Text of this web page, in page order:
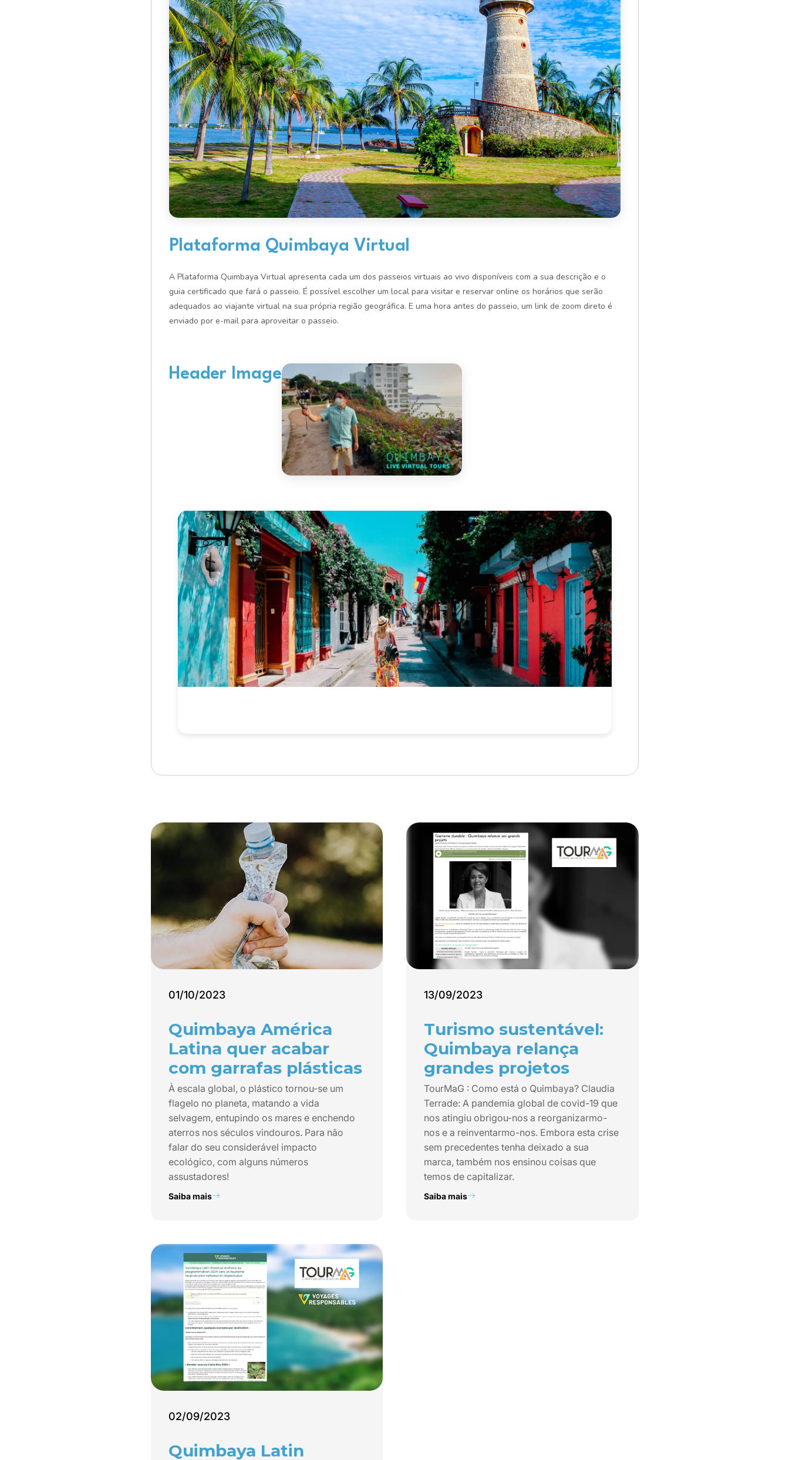
Plataforma Quimbaya Virtual
A Plataforma Quimbaya Virtual apresenta cada um dos passeios virtuais ao vivo disponíveis com a sua descrição e o
guia certificado que fará o passeio. É possível escolher um local para visitar e reservar online os horários que serão
adequados ao viajante virtual na sua própria região geográfica. E uma hora antes do passeio, um link de zoom direto é
enviado por e-mail para aproveitar o passeio.
Header Image
01/10/2023
Quimbaya América
Latina quer acabar
com garrafas plásticas
À escala global, o plástico tornou-se um
flagelo no planeta, matando a vida
selvagem, entupindo os mares e enchendo
aterros nos séculos vindouros. Para não
falar do seu considerável impacto
ecológico, com alguns números
assustadores!
Saiba mais
13/09/2023
Turismo sustentável:
Quimbaya relança
grandes projetos
TourMaG : Como está o Quimbaya? Claudia
Terrade: A pandemia global de covid-19 que
nos atingiu obrigou-nos a reorganizarmo-
nos e a reinventarmo-nos. Embora esta crise
sem precedentes tenha deixado a sua
marca, também nos ensinou coisas que
temos de capitalizar.
Saiba mais
02/09/2023
Quimbaya Latin